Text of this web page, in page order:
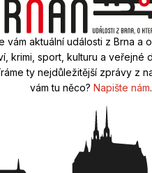
vám aktuální události z Brna a
krimi, sport, kulturu a veřejné
ty nejdůležitější zprávy z
vám tu něco? Napište nám.